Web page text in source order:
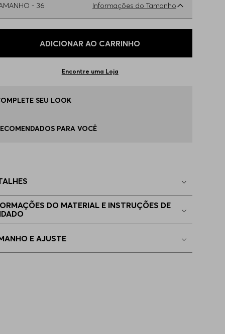
-36 Informações do Tamanho
ADICIONAR AO CARRINHO
Encontre uma Loja
SEU LOOK
PARA VOCÊ
DO MATERIAL E INSTRUÇÕES DE
E AJUSTE